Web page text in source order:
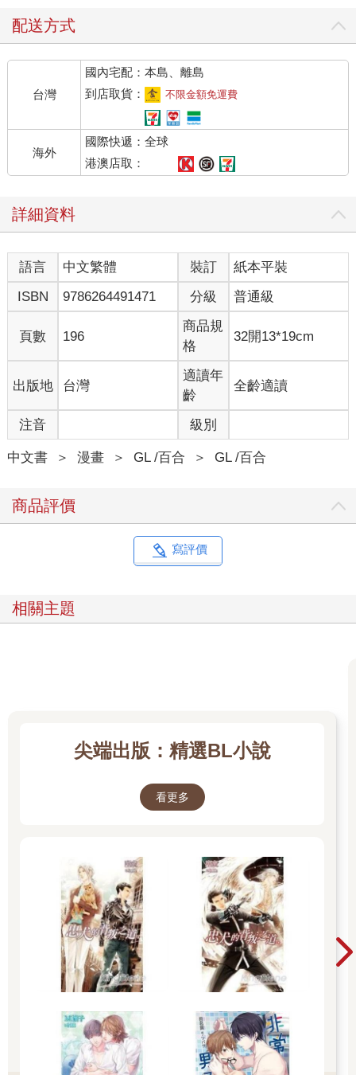
配送方式
台灣
國內宅配：本島、離島
到店取貨：
不限金額免運費
海外
國際快遞：全球
港澳店取：
詳細資料
語言 中文繁體 裝訂
紙本平裝
ISBN
9786264491471 分級 普通級
頁數 196
商品規
格
32開13*19cm
出版地 台灣
適讀年
齡
全齡適讀
注音 級別
中文書 ＞ 漫畫 ＞ GL /百合 ＞ GL /百合
商品評價
寫評價
相關主題
尖端出版：精選BL小說
看更多